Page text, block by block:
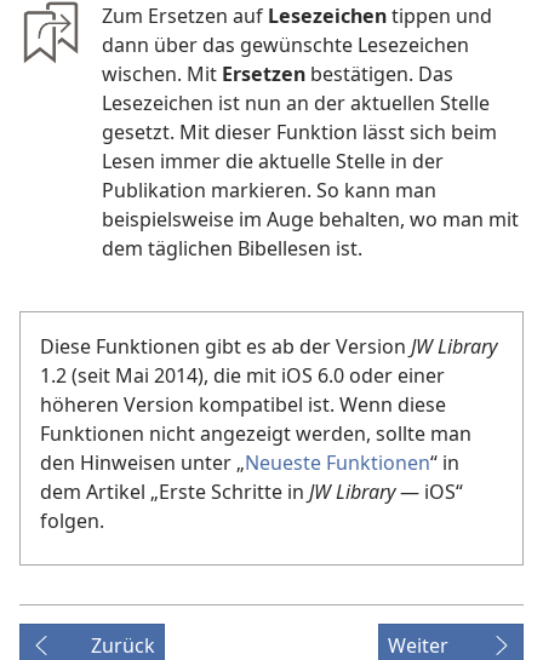
Zum Ersetzen auf Lesezeichentippen und
dann über das gewünschte Lesezeichen
wischen. Mit Ersetzen bestätigen. Das
Lesezeichen ist nun an der aktuellen Stelle
gesetzt. Mit dieser Funktion lässt sich beim
Lesen immer die aktuelle Stelle in der
Publikation markieren. So kann man
beispielsweise im Auge behalten, wo man mit
dem täglichen Bibellesen ist.
Diese Funktionen gibt es ab der Version JW Library
1.2 (seit Mai 2014), die mit iOS 6.0 oder einer
höheren Version kompatibel ist. Wenn diese
Funktionen nicht angezeigt werden, sollte man
den Hinweisen unter „Neueste Funktionen“ in
dem Artikel „Erste Schritte in JW Library— iOS“
folgen.
Zurück Weiter